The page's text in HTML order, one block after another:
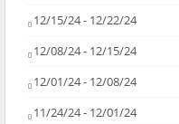
12/15/24 - 12/22/24
12/08/24 - 12/15/24
12/01/24 - 12/08/24
11/24/24 - 12/01/24